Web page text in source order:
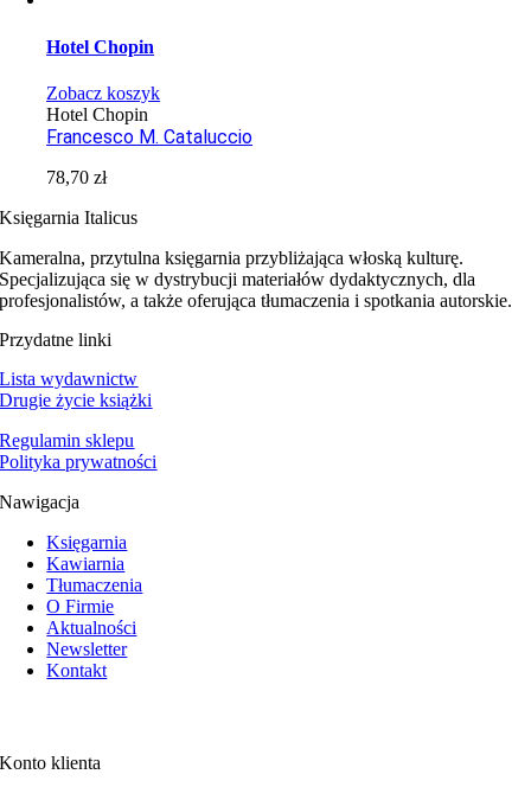
Hotel Chopin
Zobacz koszyk
Hotel Chopin
Francesco M. Cataluccio
78,70zł
Księgarnia Italicus
Kameralna, przytulna księgarnia przybliżająca włoską kulturę.
Specjalizująca się w dystrybucji materiałów dydaktycznych, dla
profesjonalistów, a także oferująca tłumaczenia i spotkania autorskie.
Przydatne linki
Lista wydawnictw
Drugie życie książki
Regulamin sklepu
Polityka prywatności
Nawigacja
Księgarnia
Kawiarnia
Tłumaczenia
O Firmie
Aktualności
Newsletter
Kontakt
Konto klienta